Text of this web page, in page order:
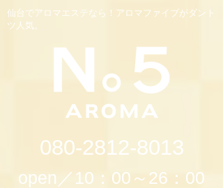
仙台でアロマエステなら！アロマファイブがダント
ツ人気。
080-2812-8013
open／10：00～26：00